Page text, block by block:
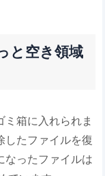
と空き領域
箱に入れられま
したファイルを復
なったファイルは